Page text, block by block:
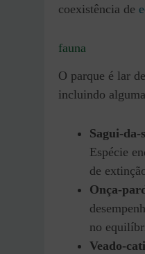
coexistência de
fauna
O parque é lar
incluindo
Sagui-da-
Espécie
de
Onça-
no
Veado-